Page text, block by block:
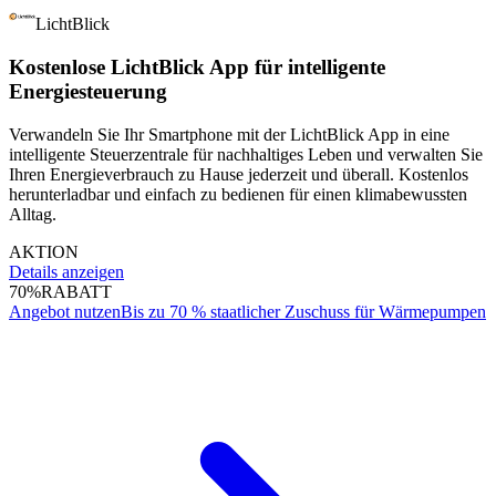
LichtBlick
Kostenlose LichtBlick App für intelligente
Energiesteuerung
Verwandeln Sie Ihr Smartphone mit der LichtBlick App in eine
intelligente Steuerzentrale für nachhaltiges Leben und verwalten Sie
Ihren Energieverbrauch zu Hause jederzeit und überall. Kostenlos
herunterladbar und einfach zu bedienen für einen klimabewussten
Alltag.
AKTION
Details anzeigen
70%RABATT
Angebot nutzenBis zu 70 % staatlicher Zuschuss für Wärmepumpen